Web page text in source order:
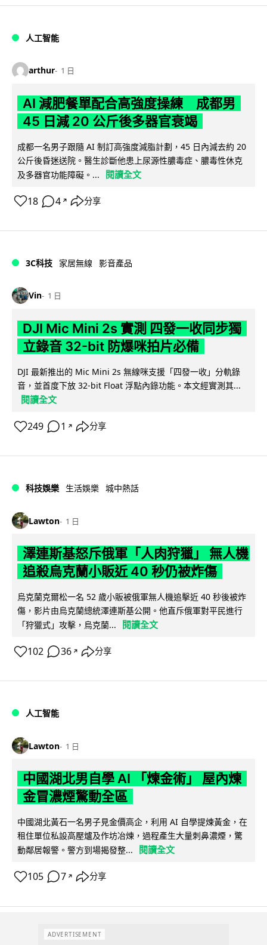
人工智能
arthur 1 日
AI 減肥餐單配合高強度操練 成都男
45 日減 20 公斤後多器官衰竭
成都一名男子跟隨 AI 制訂高強度減脂計劃，45 日內減去約 20
公斤後昏迷送院。醫生診斷他患上尿源性膿毒症、膿毒性休克
及多器官功能障礙。...
閱讀全文
18 4 ↗ 分享
3C科技 家居無線 影音產品
Vin 1 日
DJI Mic Mini 2s 實測 四發一收同步獨
立錄音 32-bit 防爆咪拍片必備
DJI 最新推出的 Mic Mini 2s 無線咪支援「四發一收」分軌錄
音，並首度下放 32-bit Float 浮點內錄功能。本文經實測其...
閱讀全文
249 1 ↗ 分享
科技娛樂 生活娛樂 城中熱話
Lawton 1 日
澤連斯基怒斥俄軍「人肉狩獵」 無人機
追殺烏克蘭小販近 40 秒仍被炸傷
烏克蘭克爾松一名 52 歲小販被俄軍無人機追擊近 40 秒後被炸
傷，影片由烏克蘭總統澤連斯基公開。他直斥俄軍對平民進行
「狩獵式」攻擊，烏克蘭...
閱讀全文
102 36 ↗ 分享
人工智能
Lawton 1 日
中國湖北男自學 AI 「煉金術」 屋內煉
金冒濃煙驚動全區
中國湖北黃石一名男子見金價高企，利用 AI 自學提煉黃金，在
租住單位私設高壓爐及作坊冶煉，過程產生大量刺鼻濃煙，驚
動鄰居報警。警方到場揭發整...
閱讀全文
105 7 ↗ 分享
ADVERTISEMENT